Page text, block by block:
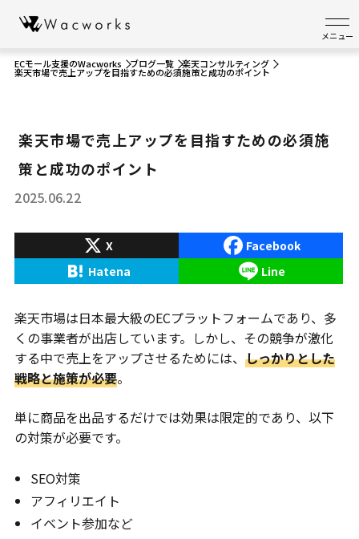
メニュー
ECモール支援のWacworks ブログ一覧 楽天コンサルティング
楽天市場で売上アップを目指すための必須施策と成功のポイント
楽天市場で売上アップを目指すための必須施
策と成功のポイント
2025.06.22
X
Facebook
Hatena
Line
楽天市場は日本最大級のECプラットフォームであり、多
くの事業者が出店しています。しかし、その競争が激化
する中で売上をアップさせるためには、しっかりとした
戦略と施策が必要。
単に商品を出品するだけでは効果は限定的であり、以下
の対策が必要です。
SEO対策
アフィリエイト
イベント参加など